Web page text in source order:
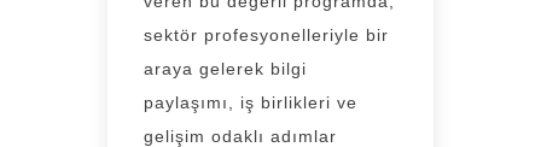
sektör profesyonelleriyle bir
araya gelerek bilgi
paylaşımı, iş birlikleri ve
gelişim odaklı adımlar